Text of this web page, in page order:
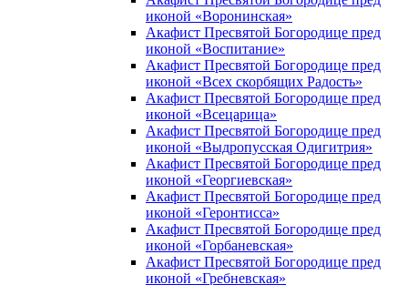
иконой «Воронинская»
Акафист Пресвятой Богородице пред
иконой «Воспитание»
Акафист Пресвятой Богородице пред
иконой «Всех скорбящих Радость»
Акафист Пресвятой Богородице пред
иконой «Всецарица»
Акафист Пресвятой Богородице пред
иконой «Выдропусская Одигитрия»
Акафист Пресвятой Богородице пред
иконой «Георгиевская»
Акафист Пресвятой Богородице пред
иконой «Геронтисса»
Акафист Пресвятой Богородице пред
иконой «Горбаневская»
Акафист Пресвятой Богородице пред
иконой «Гребневская»